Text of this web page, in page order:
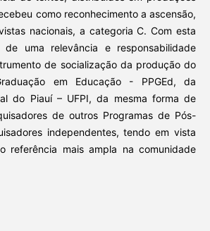
como reconhecimento a ascensão,
nacionais, a categoria C. Com esta
de uma relevância e responsabilidade
de socialização da produção do
em Educação - PPGEd, da
do Piauí – UFPI, da mesma forma de
de outros Programas de Pós-
independentes, tendo em vista
referência mais ampla na comunidade